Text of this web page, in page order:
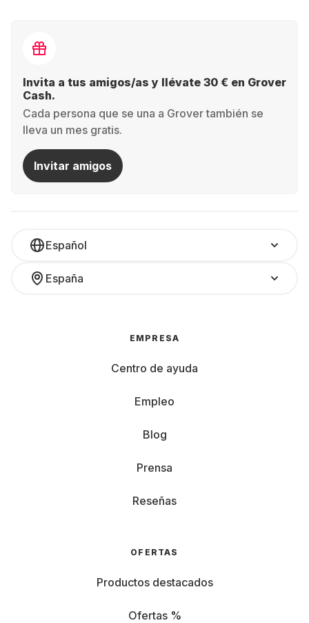
Invita a tus amigos/as y llévate 30 € en Grover
Cash.
Cada persona que se una a Grover también se
lleva un mes gratis.
Invitar amigos
Español
España
EMPRESA
Centro de ayuda
Empleo
Blog
Prensa
Reseñas
OFERTAS
Productos destacados
Ofertas %